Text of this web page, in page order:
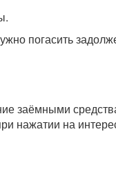
погасить
заёмными
нажатии на